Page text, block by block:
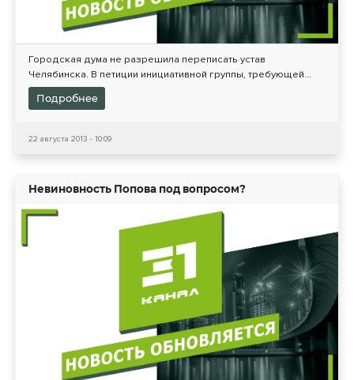
Городская дума не разрешила переписать устав
Челябинска. В петиции инициативной группы, требующей...
Подробнее
22 августа 2013 - 10:09
Невиновность Попова под вопросом?